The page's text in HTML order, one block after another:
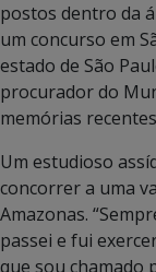
postos dentro da
um concurso em
estado de São
procurador do
memórias
Um estudioso
concorrer a uma
Amazonas.
passei e fui
que sou chamado